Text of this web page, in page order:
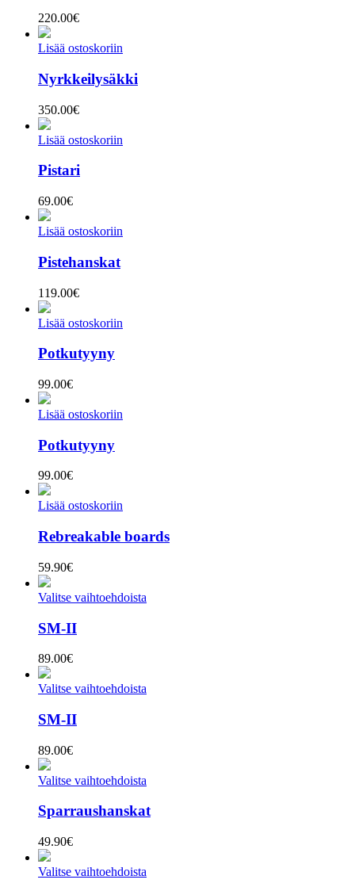
220.00€
Lisää ostoskoriin
Nyrkkeilysäkki
350.00€
Lisää ostoskoriin
Pistari
69.00€
Lisää ostoskoriin
Pistehanskat
119.00€
Lisää ostoskoriin
Potkutyyny
99.00€
Lisää ostoskoriin
Potkutyyny
99.00€
Lisää ostoskoriin
Rebreakable boards
59.90€
Valitse vaihtoehdoista
SM-II
89.00€
Valitse vaihtoehdoista
SM-II
89.00€
Valitse vaihtoehdoista
Sparraushanskat
49.90€
Valitse vaihtoehdoista